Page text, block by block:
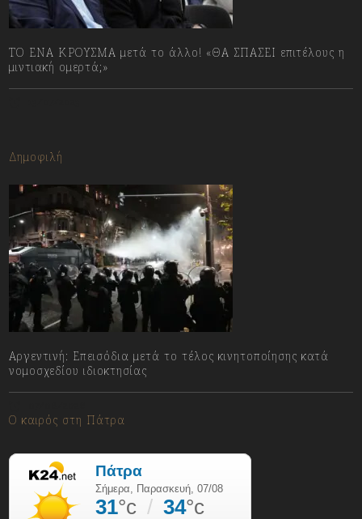
ΤΟ ΕΝΑ ΚΡΟΥΣΜΑ μετά το άλλο! «ΘΑ ΣΠΑΣΕΙ επιτέλους η
μιντιακή ομερτά;»
Δημοφιλή
Αργεντινή: Επεισόδια μετά το τέλος κινητοποίησης κατά
νομοσχεδίου ιδιοκτησίας
Ο καιρός στη Πάτρα